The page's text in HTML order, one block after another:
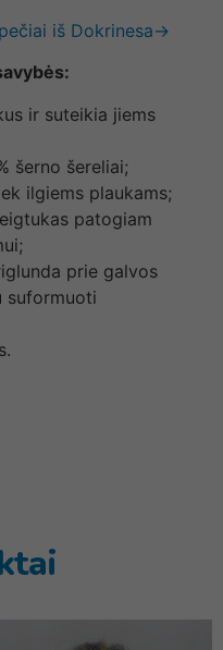
iš Dokrinesa→
ir suteikia jiems
šerno šereliai;
ilgiems plaukams;
patogiam
prie galvos
suformuoti